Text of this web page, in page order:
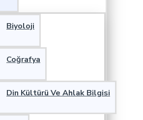
Biyoloji
Coğrafya
Din Kültürü Ve Ahlak Bilgisi